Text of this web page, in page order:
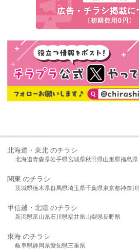
北海道・東北 のチラシ
北海道青森県岩手県宮城県秋田県山形県福島県
関東 のチラシ
茨城県栃木県群馬県埼玉県千葉県東京都神奈
甲信越・北陸 のチラシ
新潟県富山県石川県福井県山梨県長野県
東海 のチラシ
岐阜県静岡県愛知県三重県